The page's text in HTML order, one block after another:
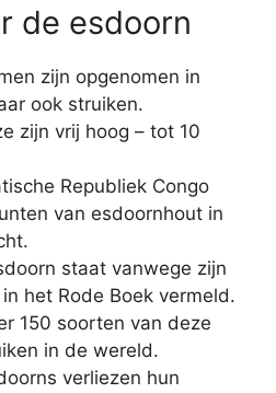
de esdoorn
zijn opgenomen in
ook struiken.
zijn vrij hoog – tot 10
Republiek Congo
van esdoornhout in
staat vanwege zijn
het Rode Boek vermeld.
150 soorten van deze
in de wereld.
verliezen hun